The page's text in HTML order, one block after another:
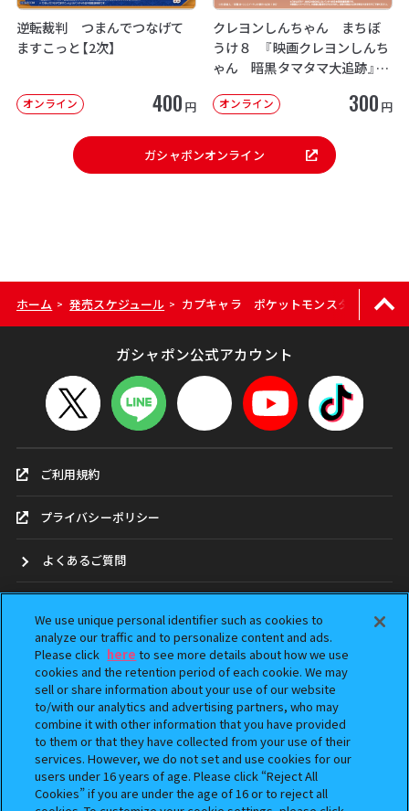
逆転裁判 つまんでつなげて
ますこっと【2次】
オンライン 400 円
クレヨンしんちゃん まちぼ
うけ８ 『映画クレヨンしんち
ゃん 暗黒タマタマ大追跡』【2
オンライン 300 円
ガシャポンオンライン
ホーム > 発売スケジュール > カプキャラ ポケットモンスター9
ガシャポン公式アカウント
ご利用規約
プライバシーポリシー
よくあるご質問
ガシャポンどこ？
アンケート
ウェブアクセシビリティ方針
Do Not Sell or Share My Personal Information
We use unique personal identifier such as cookies to
analyze our traffic and to personalize content and ads.
Please click here to see more details about how we use
cookies and the retention period of each cookie. We may
sell or share information about your use of our website
to/with our analytics and advertising partners, who may
combine it with other information that you have provided
to them or that they have collected from your use of their
services. However, we do not set and use cookies for our
users under 16 years of age. Please click “Reject All
Cookies” if you are under the age of 16 or to reject all